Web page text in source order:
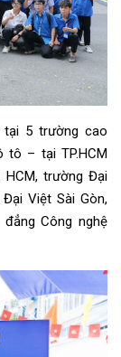
tại 5 trường cao
tô – tại TP.HCM
HCM, trường Đại
Việt Sài Gòn,
Công nghệ